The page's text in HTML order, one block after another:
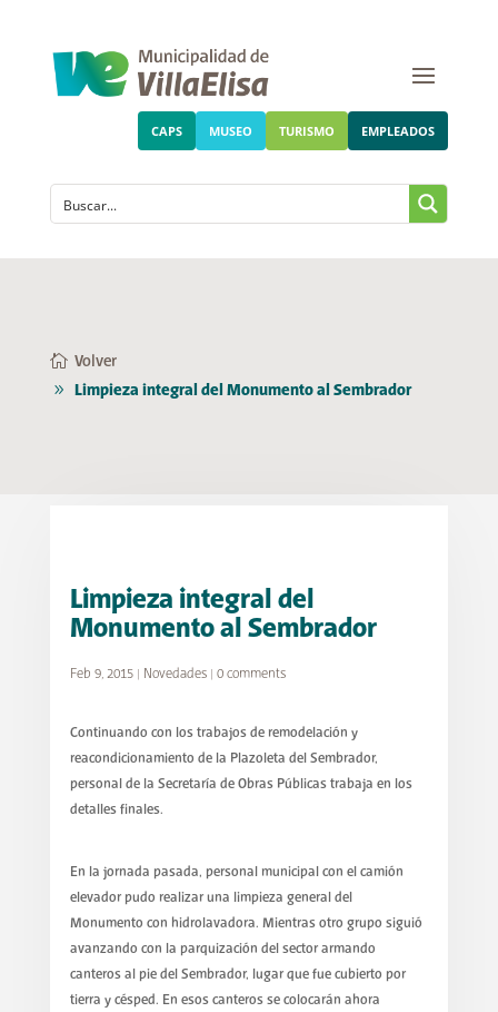
CAPS MUSEO TURISMO EMPLEADOS
Volver
Limpieza integral del Monumento al Sembrador
Limpieza integral del
Monumento al Sembrador
Feb 9, 2015| Novedades| 0 comments
Continuando con los trabajos de remodelación y
reacondicionamiento de la Plazoleta del Sembrador,
personal de la Secretaría de Obras Públicas trabaja en los
detalles finales.
En la jornada pasada, personal municipal con el camión
elevador pudo realizar una limpieza general del
Monumento con hidrolavadora. Mientras otro grupo siguió
avanzando con la parquización del sector armando
canteros al pie del Sembrador, lugar que fue cubierto por
tierra y césped. En esos canteros se colocarán ahora